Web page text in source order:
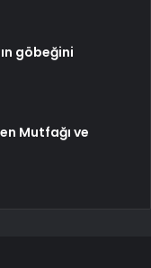
göbeğini
Mutfağı ve